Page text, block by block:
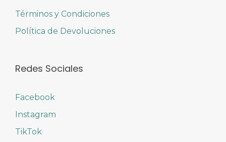
Términos y Condiciones
Política de Devoluciones
Redes Sociales
Facebook
Instagram
TikTok